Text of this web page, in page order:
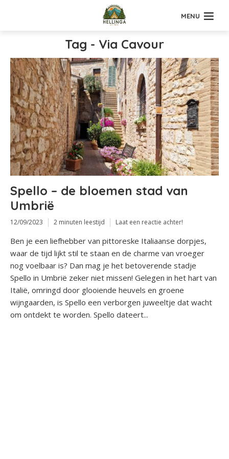
MENU
Tag - Via Cavour
Spello – de bloemen stad van
Umbrië
12/09/2023 2 minuten leestijd Laat een reactie achter!
Ben je een liefhebber van pittoreske Italiaanse dorpjes,
waar de tijd lijkt stil te staan en de charme van vroeger
nog voelbaar is? Dan mag je het betoverende stadje
Spello in Umbrië zeker niet missen! Gelegen in het hart van
Italië, omringd door glooiende heuvels en groene
wijngaarden, is Spello een verborgen juweeltje dat wacht
om ontdekt te worden. Spello dateert...